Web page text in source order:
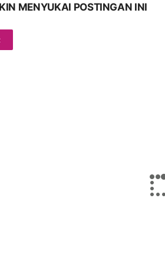
MENYUKAI POSTINGAN INI